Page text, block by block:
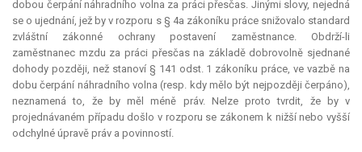
dobou čerpání náhradního volna za práci přesčas. Jinými slovy, nejedná
se o ujednání, jež by v rozporu s § 4a zákoníku práce snižovalo standard
zvláštní zákonné ochrany postavení zaměstnance. Obdrží-li
zaměstnanec mzdu za práci přesčas na základě dobrovolně sjednané
dohody později, než stanoví § 141 odst. 1 zákoníku práce, ve vazbě na
dobu čerpání náhradního volna (resp. kdy mělo být nejpozději čerpáno),
neznamená to, že by měl méně práv. Nelze proto tvrdit, že by v
projednávaném případu došlo v rozporu se zákonem k nižší nebo vyšší
odchylné úpravě práv a povinností.